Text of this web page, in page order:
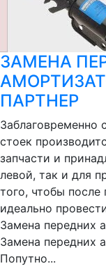
ЗАМЕНА
ПАРТНЕР
Заблаговременно
стоек
запчасти и
левой, так и для
того, чтобы после
идеально
Замена передних
Замена передних
Попутно...